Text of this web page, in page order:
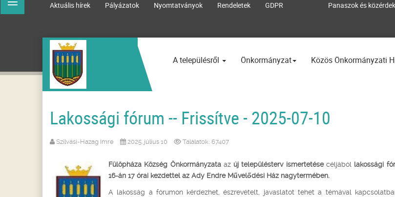
Aktuális hírek Pályázatok Nyomtatványok Rendeletek GDPR Panaszok és
A településről Önkormányzat Közös Önkormányzati
Lakossági fórum -- Frissítve - 2025-07-10
Szilvási-Hazag Imre 2025. július 10 Találatok: 67407
Fülöpháza Község Önkormányzataazúj településterv ismertetésecéljából lakossági
16-án 17 órai kezdettel az Ady Endre Művelődési Ház nagytermében.
A lakosság a fórumon kérdezhet, észrevételt, javaslatot tehet a témával